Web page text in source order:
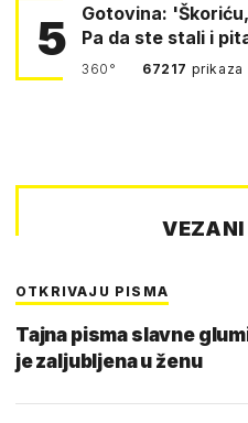
5
Gotovina:
Pa da ste stali i
360° 67217 prikaza
OTKRIVAJU PISMA
Tajna pisma slavne
je zaljubljena u ženu